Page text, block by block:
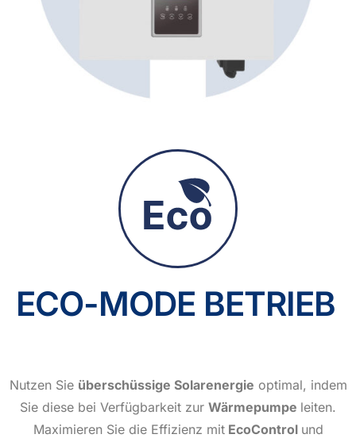
ECO-MODE BETRIEB
Nutzen Sie überschüssige Solarenergie optimal, indem
Sie diese bei Verfügbarkeit zur Wärmepumpe leiten.
Maximieren Sie die Effizienz mitEcoControl und